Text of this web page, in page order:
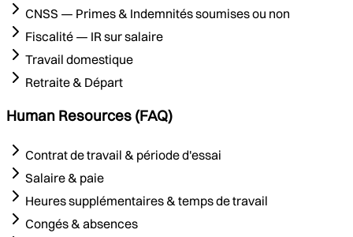
CNSS — Primes & Indemnités soumises ou non
Fiscalité — IR sur salaire
Travail domestique
Retraite & Départ
Human Resources (FAQ)
Contrat de travail & période d'essai
Salaire & paie
Heures supplémentaires & temps de travail
Congés & absences